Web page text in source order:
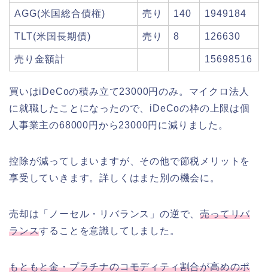
AGG(米国総合債権) 売り 140 1949184
TLT(米国長期債) 売り 8 126630
売り金額計 15698516
買いはiDeCoの積み立て23000円のみ。マイクロ法人
に就職したことになったので、iDeCoの枠の上限は個
人事業主の68000円から23000円に減りました。
控除が減ってしまいますが、その他で節税メリットを
享受していきます。詳しくはまた別の機会に。
売却は「ノーセル・リバランス」の逆で、売ってリバ
ランスすることを意識してしました。
もともと金・プラチナのコモディティ割合が高めのポ